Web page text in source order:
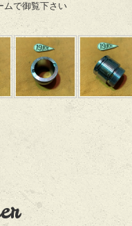
ムで御覧下さい